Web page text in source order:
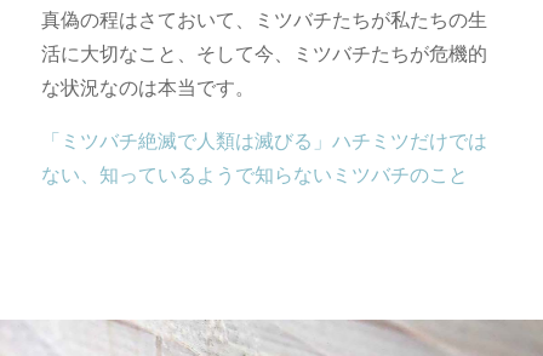
真偽の程はさておいて、ミツバチたちが私たちの生
活に大切なこと、そして今、ミツバチたちが危機的
な状況なのは本当です。
「ミツバチ絶滅で人類は滅びる」ハチミツだけでは
ない、知っているようで知らないミツバチのこと